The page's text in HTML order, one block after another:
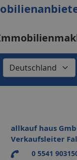
allkauf haus
Verkaufsleiter
0 5541